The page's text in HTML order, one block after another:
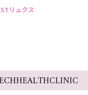
リュクス
HEALTHCLINIC